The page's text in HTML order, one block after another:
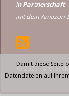
In Partnerschaft
mit dem Amazon-
© 2026 -
Damit diese Seite
Datendateien auf